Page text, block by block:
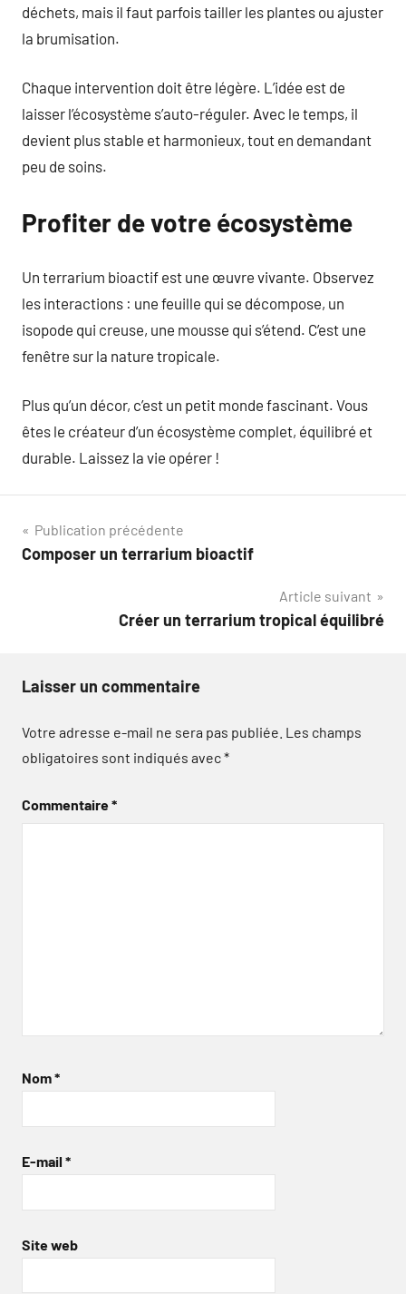
déchets, mais il faut parfois tailler les plantes ou ajuster
la brumisation.
Chaque intervention doit être légère. L’idée est de
laisser l’écosystème s’auto-réguler. Avec le temps, il
devient plus stable et harmonieux, tout en demandant
peu de soins.
Profiter de votre écosystème
Un terrarium bioactif est une œuvre vivante. Observez
les interactions : une feuille qui se décompose, un
isopode qui creuse, une mousse qui s’étend. C’est une
fenêtre sur la nature tropicale.
Plus qu’un décor, c’est un petit monde fascinant. Vous
êtes le créateur d’un écosystème complet, équilibré et
durable. Laissez la vie opérer !
Navigation
de
Publication précédente
Composer un terrarium bioactif
Article suivant
Créer un terrarium tropical équilibré
Laisser un commentaire
Votre adresse e-mail ne sera pas publiée. Les champs
obligatoires sont indiqués avec*
Commentaire*
Nom*
E-mail *
Site web